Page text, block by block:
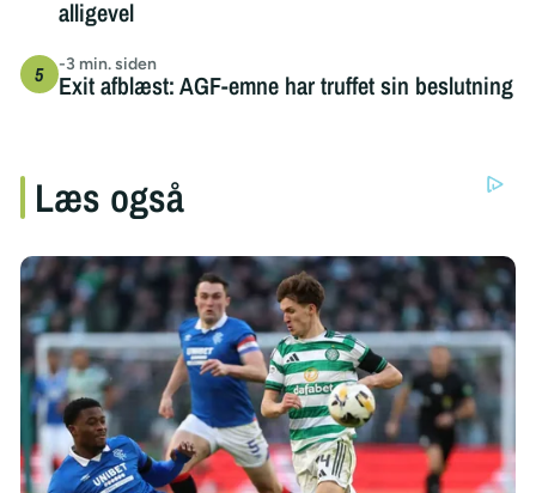
alligevel
-3 min. siden
Exit afblæst: AGF-emne har truffet sin beslutning